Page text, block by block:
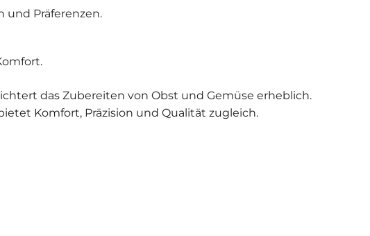
und Präferenzen.
das Zubereiten von Obst und Gemüse erheblich.
Komfort, Präzision und Qualität zugleich.